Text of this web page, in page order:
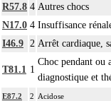
R57.8 4 Autres chocs
N17.0 4 Insuffisance
I46.9
2 Arrêt cardiaque,
T81.1 1
Choc pendant ou
diagnostique et
E87.2 2 Acidose